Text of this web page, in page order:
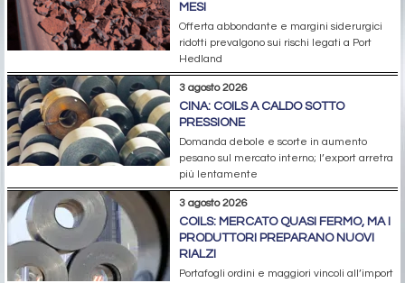
MESI
Offerta abbondante e margini siderurgici
ridotti prevalgono sui rischi legati a Port
Hedland
3 agosto 2026
CINA: COILS A CALDO SOTTO
PRESSIONE
Domanda debole e scorte in aumento
pesano sul mercato interno; l’export arretra
più lentamente
3 agosto 2026
COILS: MERCATO QUASI FERMO, MA I
PRODUTTORI PREPARANO NUOVI
RIALZI
Portafogli ordini e maggiori vincoli all’import